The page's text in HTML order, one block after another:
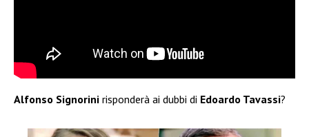
Alfonso Signorini risponderà ai dubbi di Edoardo Tavassi?